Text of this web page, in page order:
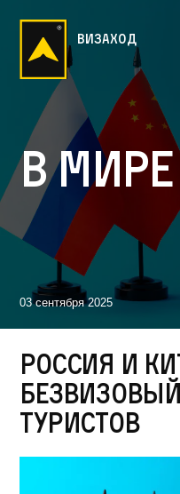
визаход
В мире
03 сентября 2025
Россия и
туристов